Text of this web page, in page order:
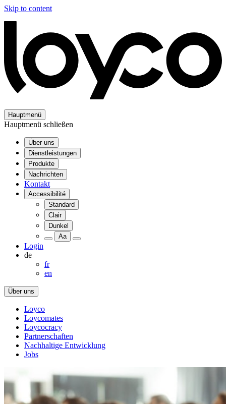
Skip to content
Hauptmenü
Hauptmenü schließen
Über uns
Dienstleistungen
Produkte
Nachrichten
Kontakt
Accessibilité
Standard
Clair
Dunkel
Aa
Login
de
fr
en
Über uns
Loyco
Loycomates
Loycocracy
Partnerschaften
Nachhaltige Entwicklung
Jobs